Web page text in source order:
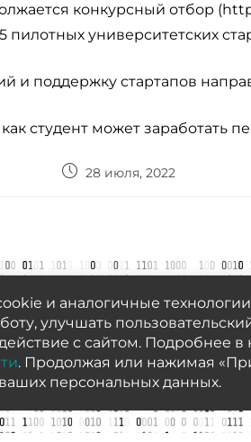
конкурсный отбор
пилотных университетских
и поддержку стартапов
как студент может заработать
28 июля, 2022
и аналогичные
улучшать
с сайтом. Подробнее
. Продолжая или нажимая
персональных данных.